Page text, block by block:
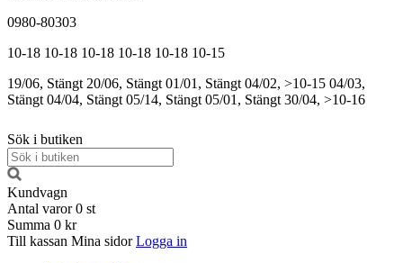
0980-80303
10-18 10-18 10-18 10-18 10-18 10-15
19/06, Stängt 20/06, Stängt 01/01, Stängt 04/02, >10-15 04/03,
Stängt 04/04, Stängt 05/14, Stängt 05/01, Stängt 30/04, >10-16
Sök i butiken
Kundvagn
Antal varor 0 st
Summa 0 kr
Till kassan Mina sidor Logga in